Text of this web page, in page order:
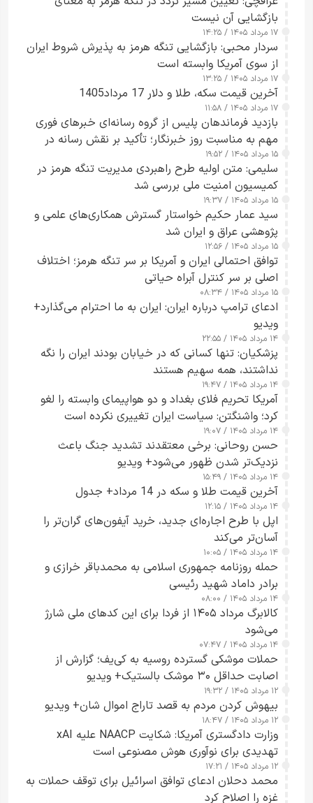
بازگشایی آن نیست
۱۷ مرداد ۱۴۰۵ / ۱۴:۲۵
سردار محبی: بازگشایی تنگه هرمز به پذیرش شروط ایران
از سوی آمریکا وابسته است
۱۷ مرداد ۱۴۰۵ / ۱۳:۲۵
آخرین قیمت سکه، طلا و دلار 17 مرداد1405
۱۷ مرداد ۱۴۰۵ / ۱۱:۵۸
بازدید فرماندهان پلیس از گروه رسانه‌ای خبرهای فوری
مهم به مناسبت روز خبرنگار؛ تأکید بر نقش رسانه در
تقویت امنیت و اعتماد عمومی
۱۵ مرداد ۱۴۰۵ / ۱۹:۵۲
سلیمی: متن اولیه طرح راهبردی مدیریت تنگه هرمز در
کمیسیون امنیت ملی بررسی شد
۱۵ مرداد ۱۴۰۵ / ۱۹:۳۷
سید عمار حکیم خواستار گسترش همکاری‌های علمی و
پژوهشی عراق و ایران شد
۱۵ مرداد ۱۴۰۵ / ۱۲:۵۶
توافق احتمالی ایران و آمریکا بر سر تنگه هرمز؛ اختلاف
اصلی بر سر کنترل آبراه حیاتی
۱۵ مرداد ۱۴۰۵ / ۰۸:۳۴
ادعای ترامپ درباره ایران: ایران به ما احترام می‌گذارد+
ویدیو
۱۴ مرداد ۱۴۰۵ / ۲۲:۵۵
پزشکیان: تنها کسانی که در خیابان بودند ایران را نگه
نداشتند، همه سهیم هستند
۱۴ مرداد ۱۴۰۵ / ۱۹:۴۷
آمریکا تحریم فلای بغداد و دو هواپیمای وابسته را لغو
کرد؛ واشنگتن: سیاست ایران تغییری نکرده است
۱۴ مرداد ۱۴۰۵ / ۱۹:۰۷
حسن روحانی: برخی معتقدند تشدید جنگ باعث
نزدیک‌تر شدن ظهور می‌شود+ ویدیو
۱۴ مرداد ۱۴۰۵ / ۱۵:۴۹
آخرین قیمت طلا و سکه در 14 مرداد+ جدول
۱۴ مرداد ۱۴۰۵ / ۱۲:۱۵
اپل با طرح اجاره‌ای جدید، خرید آیفون‌های گران‌تر را
آسان‌تر می‌کند
۱۴ مرداد ۱۴۰۵ / ۱۰:۰۵
حمله روزنامه جمهوری اسلامی به محمدباقر خرازی و
برادر داماد شهید رئیسی
۱۴ مرداد ۱۴۰۵ / ۰۸:۰۰
کالابرگ مرداد ۱۴۰۵ از فردا برای این کدهای ملی شارژ
می‌شود
۱۴ مرداد ۱۴۰۵ / ۰۷:۴۷
حملات موشکی گسترده روسیه به کی‌یف؛ گزارش از
اصابت حداقل ۳۰ موشک بالستیک+ ویدیو
۱۲ مرداد ۱۴۰۵ / ۱۹:۳۲
بیهوش کردن مردم به قصد تاراج اموال شان+ ویدیو
۱۲ مرداد ۱۴۰۵ / ۱۸:۴۷
وزارت دادگستری آمریکا: شکایت NAACP علیه xAI
تهدیدی برای نوآوری هوش مصنوعی است
۱۲ مرداد ۱۴۰۵ / ۱۷:۲۱
محمد دحلان ادعای توافق اسرائیل برای توقف حملات به
غزه را اصلاح کرد